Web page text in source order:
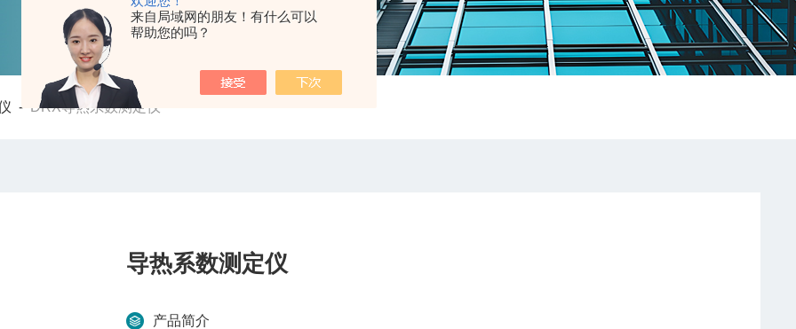
来自局域网的朋友！有什么可以
帮助您的吗？
- DRX导热系数测定仪
导热系数测定仪
产品简介